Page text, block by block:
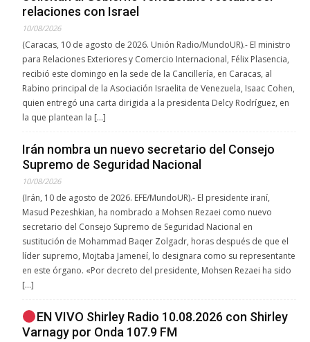
relaciones con Israel
10/08/2026
(Caracas, 10 de agosto de 2026. Unión Radio/MundoUR).- El ministro
para Relaciones Exteriores y Comercio Internacional, Félix Plasencia,
recibió este domingo en la sede de la Cancillería, en Caracas, al
Rabino principal de la Asociación Israelita de Venezuela, Isaac Cohen,
quien entregó una carta dirigida a la presidenta Delcy Rodríguez, en
la que plantean la […]
Irán nombra un nuevo secretario del Consejo
Supremo de Seguridad Nacional
10/08/2026
(Irán, 10 de agosto de 2026. EFE/MundoUR).- El presidente iraní,
Masud Pezeshkian, ha nombrado a Mohsen Rezaei como nuevo
secretario del Consejo Supremo de Seguridad Nacional en
sustitución de Mohammad Baqer Zolgadr, horas después de que el
líder supremo, Mojtaba Jameneí, lo designara como su representante
en este órgano. «Por decreto del presidente, Mohsen Rezaei ha sido
[…]
EN VIVO Shirley Radio 10.08.2026 con Shirley
Varnagy por Onda 107.9 FM